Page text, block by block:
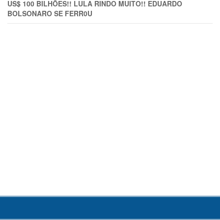
US$ 100 BILHÕES!! LULA RINDO MUITO!! EDUARDO
BOLSONARO SE FERR0U